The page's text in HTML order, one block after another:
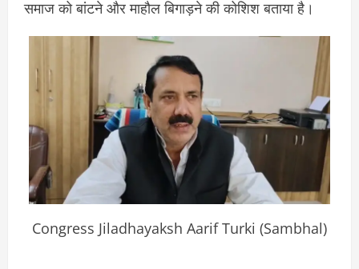
समाज को बांटने और माहौल बिगाड़ने की कोशिश बताया है।
Congress Jiladhayaksh Aarif Turki (Sambhal)